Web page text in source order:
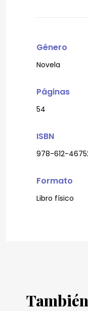
Género
Novela
Páginas
54
ISBN
978-612-
Formato
Libro físico